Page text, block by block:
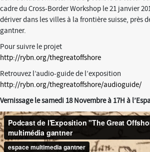
cadre du Cross-Border Workshop le 21 janvier
dériver dans les villes à la frontière suisse, près
gantner.
Pour suivre le projet
http://rybn.org/thegreatoffshore
Retrouvez l’audio-guide de l’exposition
http://rybn.org/thegreatoffshore/audioguide/
Vernissage le samedi 18 Novembre à 17H à